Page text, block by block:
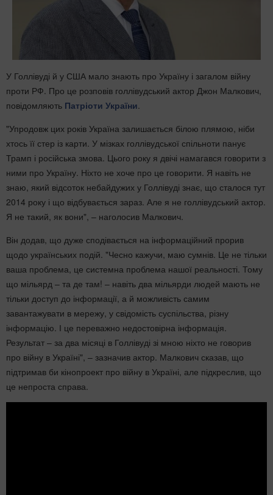
У Голлівуді й у США мало знають про Україну і загалом війну
проти РФ. Про це розповів голлівудський актор Джон Малкович,
повідомляють Патріоти України.
"Упродовж цих років Україна залишається білою плямою, ніби
хтось її стер із карти. У мізках голлівудської спільноти панує
Трамп і російська змова. Цього року я двічі намагався говорити з
ними про Україну. Ніхто не хоче про це говорити. Я навіть не
знаю, який відсоток небайдужих у Голлівуді знає, що сталося тут
2014 року і що відбувається зараз. Але я не голлівудський актор.
Я не такий, як вони", – наголосив Малкович.
Він додав, що дуже сподівається на інформаційний прорив
щодо українських подій. "Чесно кажучи, маю сумнів. Це не тільки
ваша проблема, це системна проблема нашої реальності. Тому
що мільярд – та де там! – навіть два мільярди людей мають не
тільки доступ до інформації, а й можливість самим
завантажувати в мережу, у свідомість суспільства, різну
інформацію. І це переважно недостовірна інформація.
Результат – за два місяці в Голлівуді зі мною ніхто не говорив
про війну в Україні", – зазначив актор. Малкович сказав, що
підтримав би кінопроект про війну в Україні, але підкреслив, що
це непроста справа.